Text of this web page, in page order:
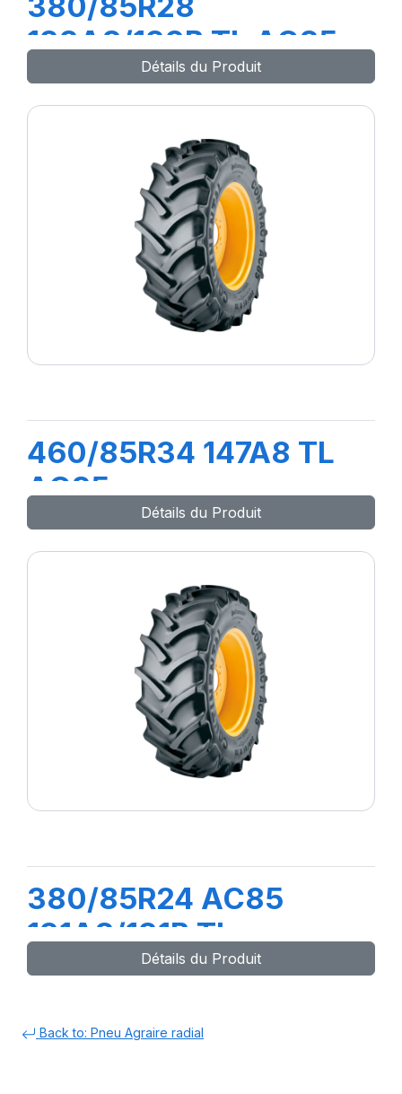
133A8/133B TL AC85
(14.9R28)Détails du Produit
460/85R34 147A8 TL
AC85
Détails du Produit
380/85R24 AC85
131A8/131B TL
(14.9R24)Détails du Produit
Back to: Pneu Agraire radial